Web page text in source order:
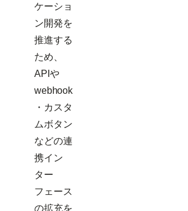
ケーショ
ン開発を
推進する
ため、
APIや
webhook
・カスタ
ムボタン
などの連
携イン
ター
フェース
の拡充を